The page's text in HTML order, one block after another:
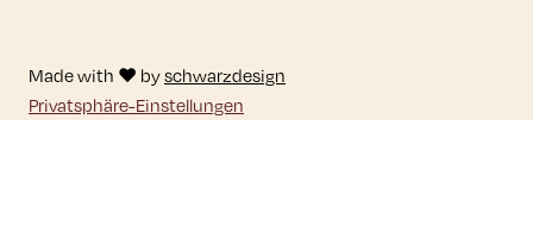
Made with ♥ byschwarzdesign
Privatsphäre-Einstellungen